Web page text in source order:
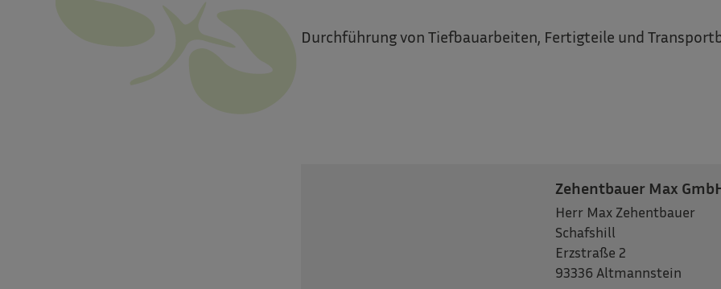
Durchführung von Tiefbauarbeiten, Fertigteile und
Zehentbauer Max
Herr Max Zehentbauer
Schafshill
Erzstraße 2
93336 Altmannstein